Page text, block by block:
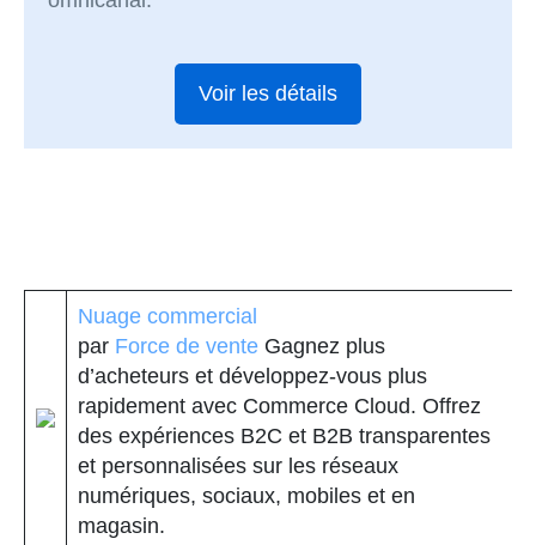
Voir les détails
Nuage commercial
par Force de vente Gagnez plus
d’acheteurs et développez-vous plus
rapidement avec Commerce Cloud. Offrez
des expériences B2C et B2B transparentes
et personnalisées sur les réseaux
numériques, sociaux, mobiles et en
magasin.